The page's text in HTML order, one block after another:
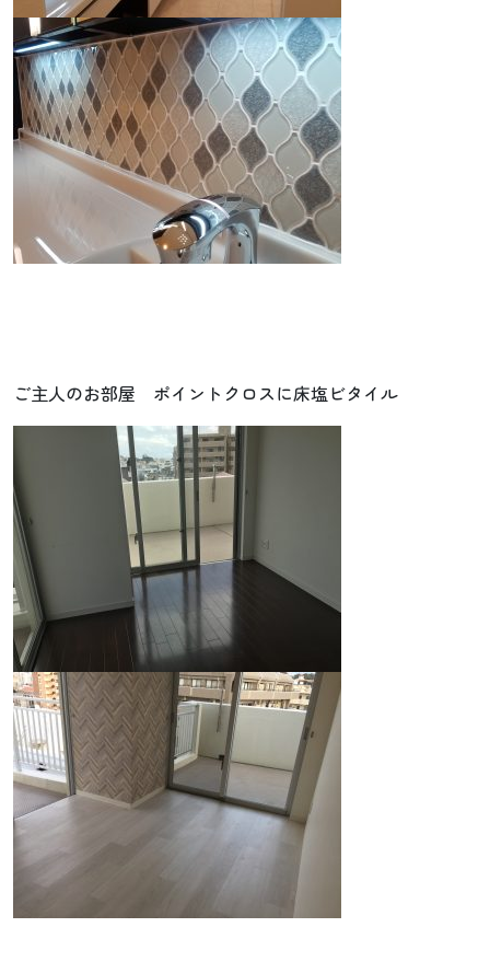
ご主人のお部屋 ポイントクロスに床塩ビタイル